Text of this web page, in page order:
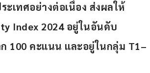
เทศอย่างต่อเนื่อง ส่งผลให้
Index 2024 อยู่ในอันดับ
100 คะแนน และอยู่ในกลุ่ม T1–